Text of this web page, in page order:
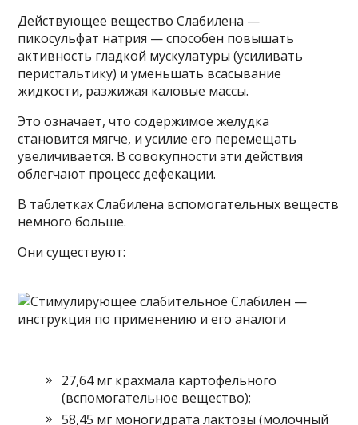
Действующее вещество Слабилена —
пикосульфат натрия — способен повышать
активность гладкой мускулатуры (усиливать
перистальтику) и уменьшать всасывание
жидкости, разжижая каловые массы.
Это означает, что содержимое желудка
становится мягче, и усилие его перемещать
увеличивается. В совокупности эти действия
облегчают процесс дефекации.
В таблетках Слабилена вспомогательных веществ
немного больше.
Они существуют:
27,64 мг крахмала картофельного
(вспомогательное вещество);
58,45 мг моногидрата лактозы (молочный